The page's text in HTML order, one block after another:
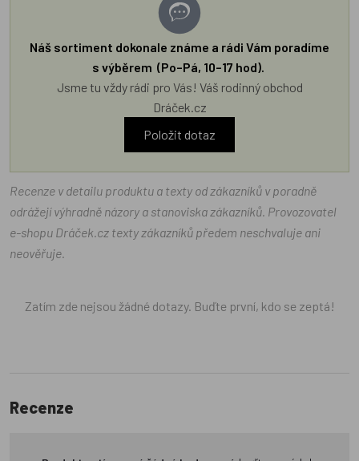
Náš sortiment dokonale známe a rádi Vám poradíme
s výběrem (Po–Pá, 10–17 hod).
Jsme tu vždy rádi pro Vás! Váš rodinný obchod
Dráček.cz
Položit dotaz
Recenze v detailu produktu a texty od zákazníků v poradně
odrážejí výhradně názory a stanoviska zákazníků. Provozovatel
e-shopu Dráček.cz texty zákazníků předem neschvaluje ani
neověřuje.
Zatím zde nejsou žádné dotazy. Buďte první, kdo se zeptá!
Recenze